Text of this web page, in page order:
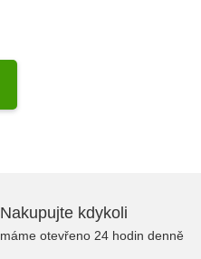
Nakupujte kdykoli
máme otevřeno 24 hodin denně